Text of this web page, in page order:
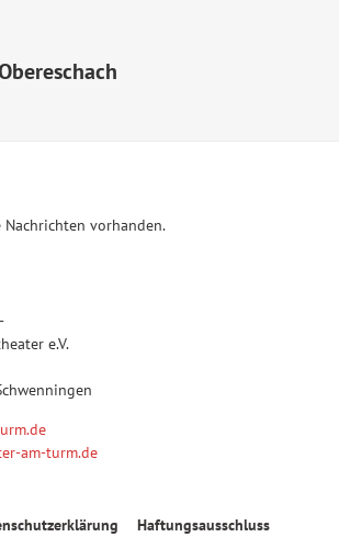
vorhanden.
e.V.
am-turm.de
Haftungsausschluss